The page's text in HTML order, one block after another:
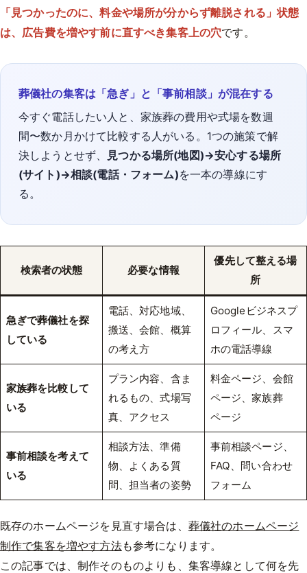
「見つかったのに、料金や場所が分からず離脱される」状態
は、広告費を増やす前に直すべき集客上の穴です。
葬儀社の集客は「急ぎ」と「事前相談」が混在する
今すぐ電話したい人と、家族葬の費用や式場を数週
間〜数か月かけて比較する人がいる。1つの施策で解
決しようとせず、
見つかる場所(地図)→安心する場所
(サイト)→相談(電話・フォーム)を一本の導線にす
る。
検索者の状態 必要な情報
優先して整える場
所
急ぎで葬儀社を探
している
電話、対応地域、
搬送、会館、概算
の考え方
Googleビジネスプ
ロフィール、スマ
ホの電話導線
家族葬を比較して
いる
プラン内容、含ま
れるもの、式場写
真、アクセス
料金ページ、会館
ページ、家族葬
ページ
事前相談を考えて
いる
相談方法、準備
物、よくある質
問、担当者の姿勢
事前相談ページ、
FAQ、問い合わせ
フォーム
既存のホームページを見直す場合は、 葬儀社のホームページ
制作で集客を増やす方法も参考になります。
この記事では、制作そのものよりも、集客導線として何を先